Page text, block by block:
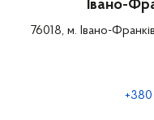
Івано-
76018, м. Івано-